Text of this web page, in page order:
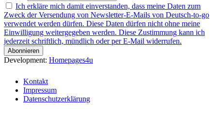
Ich erkläre mich damit einverstanden, dass meine Daten zum
Zweck der Versendung von Newsletter-E-Mails von Deutsch-to-go
verwendet werden dürfen. Diese Daten dürfen nicht ohne meine
Einwilligung weitergegeben werden. Diese Zustimmung kann ich
jederzeit schriftlich, mündlich oder per E-Mail widerrufen.
Development: Homepages4u
Kontakt
Impressum
Datenschutzerklärung